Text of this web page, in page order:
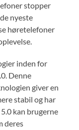
stopper
nyeste
høretelefoner
inden for
Denne
giver en
stabil og har
kan brugerne
deres